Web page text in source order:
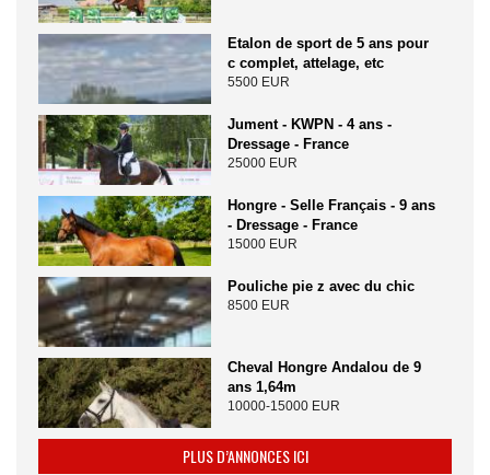
Etalon de sport de 5 ans pour
c complet, attelage, etc
5500 EUR
Jument - KWPN - 4 ans -
Dressage - France
25000 EUR
Hongre - Selle Français - 9 ans
- Dressage - France
15000 EUR
Pouliche pie z avec du chic
8500 EUR
Cheval Hongre Andalou de 9
ans 1,64m
10000-15000 EUR
PLUS D’ANNONCES ICI